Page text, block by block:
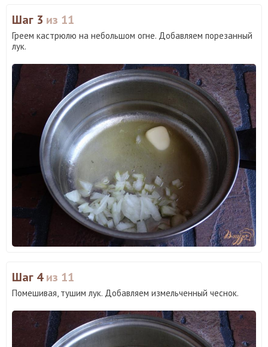
Шаг 3 из 11
Греем кастрюлю на небольшом огне. Добавляем порезанный
лук.
Шаг 4из 11
Помешивая, тушим лук. Добавляем измельченный чеснок.